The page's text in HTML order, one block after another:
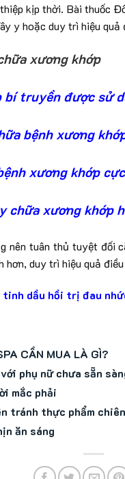
kịp thời. Bài thuốc
y hoặc duy trì hiệu quả
xương khớp
bí truyền được sử
bệnh xương
xương khớp
chữa xương khớp
nên tuân thủ tuyệt đối
hơn, duy trì hiệu quả
tinh dầu hồi trị đau
CẦN MUA LÀ GÌ?
phụ nữ chưa sẵn
mắc phải
tránh thực phẩm
ăn sáng